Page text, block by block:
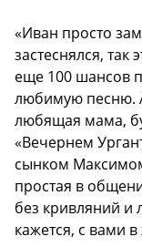
«Иван просто
застеснялся, так
еще 100 шансов
любимую песню.
любящая мама,
«Вечернем
сынком
простая в
без кривляний
кажется, с вами